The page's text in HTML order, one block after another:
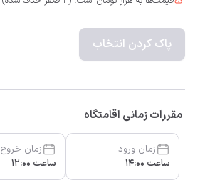
پاک کردن انتخاب
مقررات زمانی اقامتگاه
زمان ورود
ساعت 14:00
زمان خروج
ساعت 12:00